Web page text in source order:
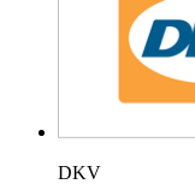
DKV